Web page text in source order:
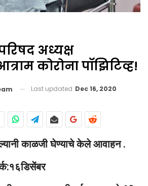
अध्यक्ष
कोरोना पॉझिटिव्ह!
Last updated Dec 16, 2020
काळजी घेण्याचे केले आवाहन .